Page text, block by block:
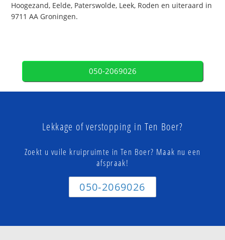
Hoogezand, Eelde, Paterswolde, Leek, Roden en uiteraard in
9711 AA Groningen.
050-2069026
Lekkage of verstopping in Ten Boer?
Zoekt u vuile kruipruimte in Ten Boer? Maak nu een
afspraak!
050-2069026